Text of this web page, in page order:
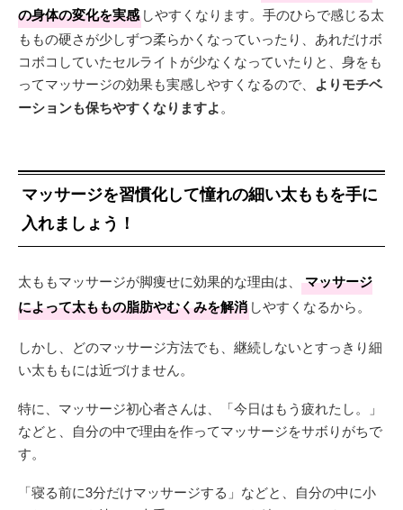
の身体の変化を実感 しやすくなります。手のひらで感じる太
ももの硬さが少しずつ柔らかくなっていったり、あれだけボ
コボコしていたセルライトが少なくなっていたりと、身をも
ってマッサージの効果も実感しやすくなるので、 よりモチベ
ーションも保ちやすくなりますよ。
マッサージを習慣化して憧れの細い太ももを手に
入れましょう！
太ももマッサージが脚痩せに効果的な理由は、
マッサージ
によって太ももの脂肪やむくみを解消 しやすくなるから。
しかし、どのマッサージ方法でも、継続しないとすっきり細
い太ももには近づけません。
特に、マッサージ初心者さんは、「今日はもう疲れたし。」
などと、自分の中で理由を作ってマッサージをサボりがちで
す。
「寝る前に3分だけマッサージする」などと、自分の中に小